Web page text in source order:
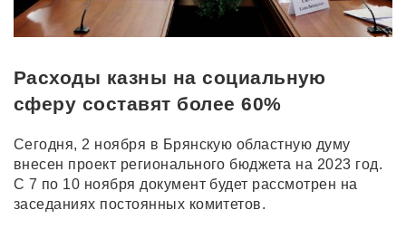
Расходы казны на социальную
сферу составят более 60%
Сегодня, 2 ноября в Брянскую областную думу
внесен проект регионального бюджета на 2023 год.
С 7 по 10 ноября документ будет рассмотрен на
заседаниях постоянных комитетов.